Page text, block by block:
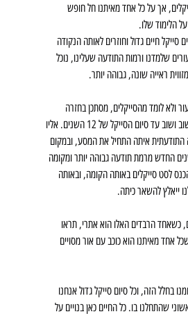
אך על כל אחד מאיתנו חל חופש
הלימוד שלו.
סייקל חיים גדול וחוזרים לאותה הנקודה
שלמדנו ורמות התודעה שעלינו, נוכל
ראייה שונה, גבוהה יותר.
ולא לומד מהסייקלים, מסתכן בחזרה
נוספת של אותו השיעור שוב ושוב עד סיום הסייקל של 12 השנים. אליו
איתה התחיל את המסע, ובמקום
את סייקל 12 השנים החדש מרמת תודעה גבוהה יותר ומקומה
לסט סייקלים באותה הקומה, ובאותה
ייאלץ להשאר כיתה.
כשאחד הרבדים האלו הוא אתרי, תראו
אחד מאיתנו הוא כוכב עם אור מסויים
בחלל הזה, וכל סיום סייקל גדול אנחנו
שהתחלנו בו. כל החיים כאן בנויים על